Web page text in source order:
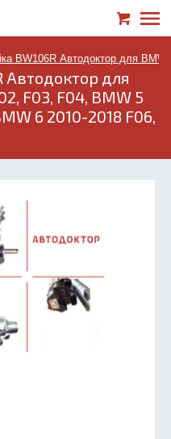
BW106R Автодоктор для
Автодоктор для
F03, F04, BMW 5
6 2010-2018 F06,